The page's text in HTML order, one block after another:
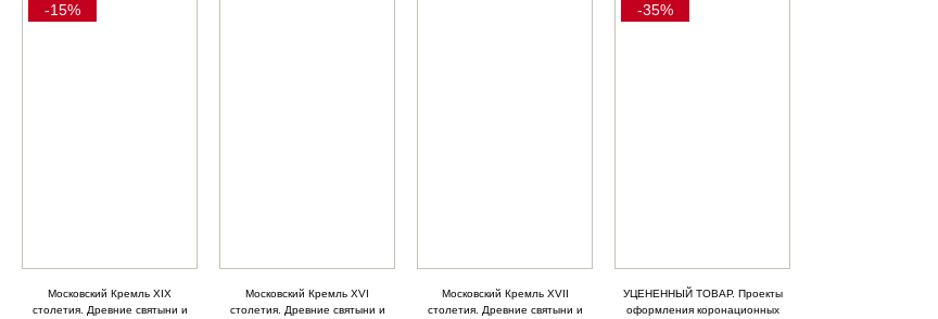
-15%
Московский Кремль XIX
столетия. Древние святыни и
Московский Кремль XVI
столетия. Древние святыни и
Московский Кремль XVII
столетия. Древние святыни и
-35%
УЦЕНЕННЫЙ ТОВАР. Проекты
оформления коронационных